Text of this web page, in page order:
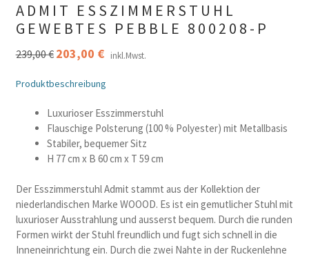
ADMIT ESSZIMMERSTUHL
GEWEBTES PEBBLE 800208-P
239,00€ Ursprünglicher
war:
203,00 €Aktueller
ist:
inkl.Mwst.
Produktbeschreibung
Luxurioser Esszimmerstuhl
Flauschige Polsterung (100 % Polyester) mit Metallbasis
Stabiler, bequemer Sitz
H 77 cm x B 60 cm x T 59 cm
Der Esszimmerstuhl Admit stammt aus der Kollektion der
niederlandischen Marke WOOOD. Es ist ein gemutlicher Stuhl mit
luxurioser Ausstrahlung und ausserst bequem. Durch die runden
Formen wirkt der Stuhl freundlich und fugt sich schnell in die
Inneneinrichtung ein. Durch die zwei Nahte in der Ruckenlehne